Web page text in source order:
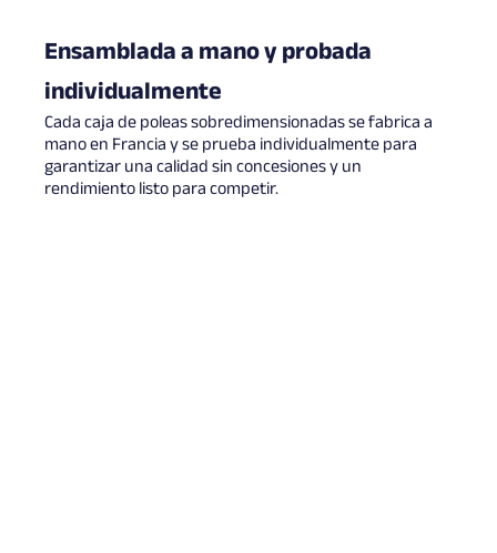
Ensamblada a mano y probada
individualmente
Cada caja de poleas sobredimensionadas se fabrica a
mano en Francia y se prueba individualmente para
garantizar una calidad sin concesiones y un
rendimiento listo para competir.